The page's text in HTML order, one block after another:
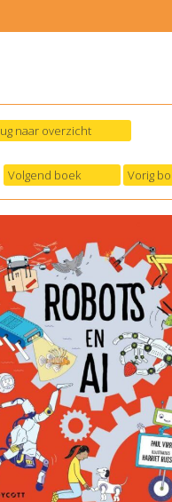
naar overzicht
Volgend boek Vorig